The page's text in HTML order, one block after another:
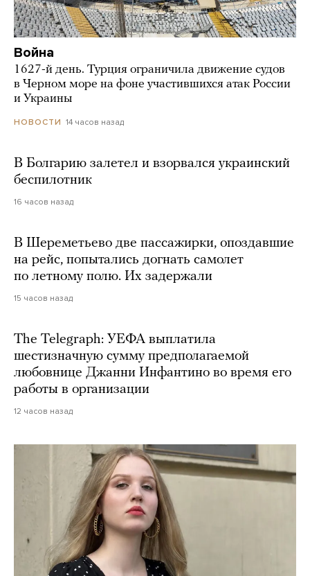
Война
1627-й день. Турция ограничила движение судов
в Черном море на фоне участившихся атак России
и Украины
НОВОСТИ 14 часов назад
В Болгарию залетел и взорвался украинский
беспилотник
16 часов назад
В Шереметьево две пассажирки, опоздавшие
на рейс, попытались догнать самолет
по летному полю. Их задержали
15 часов назад
The Telegraph: УЕФА выплатила
шестизначную сумму предполагаемой
любовнице Джанни Инфантино во время его
работы в организации
12 часов назад